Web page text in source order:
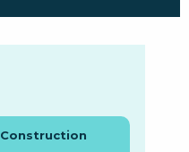
Construction